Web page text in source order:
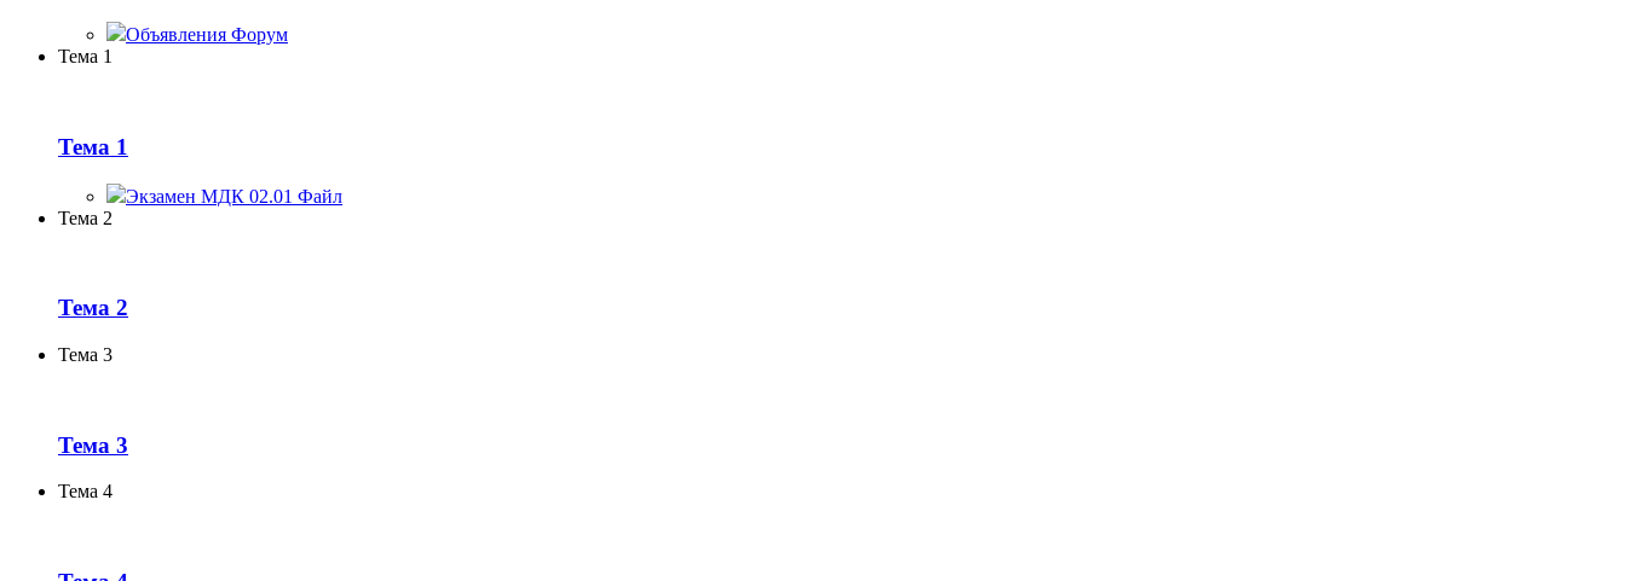
Объявления Форум
Тема 1
Тема 1
Экзамен МДК 02.01 Файл
Тема 2
Тема 2
Тема 3
Тема 3
Тема 4